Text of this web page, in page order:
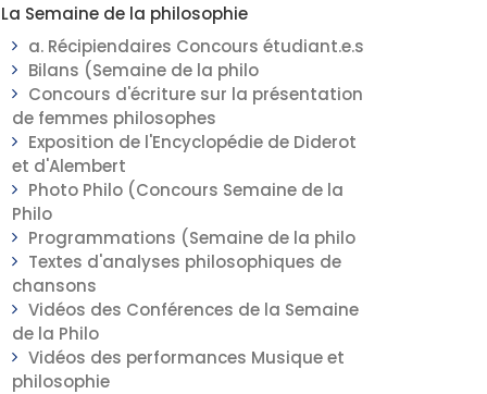
La Semaine de la philosophie
a. Récipiendaires Concours étudiant.e.s
Bilans (Semaine de la philo
Concours d'écriture sur la présentation
de femmes philosophes
Exposition de l'Encyclopédie de Diderot
et d'Alembert
Photo Philo (Concours Semaine de la
Philo
Programmations (Semaine de la philo
Textes d'analyses philosophiques de
chansons
Vidéos des Conférences de la Semaine
de la Philo
Vidéos des performances Musique et
philosophie